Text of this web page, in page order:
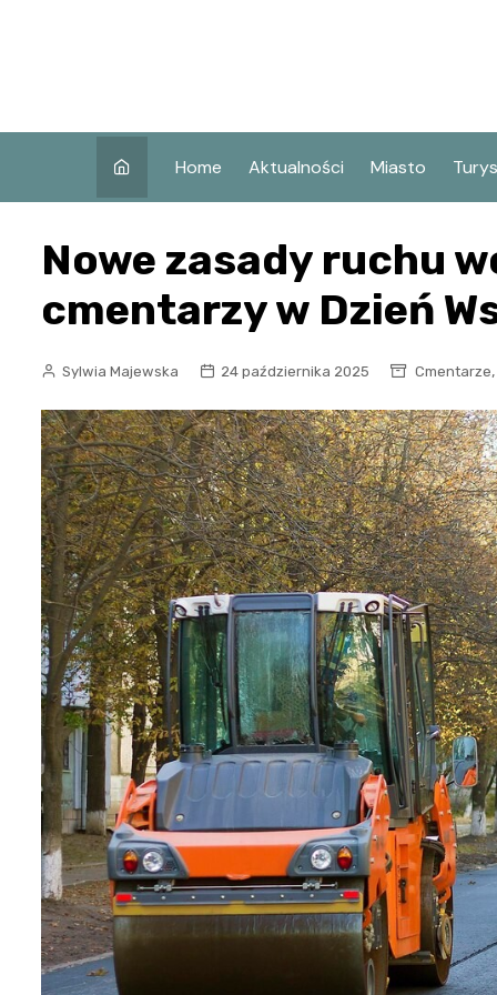
Home Aktualności Miasto
Nowe zasady ruchu
cmentarzy w Dzień
Sylwia Majewska 24 października 2025 Cmentarze,